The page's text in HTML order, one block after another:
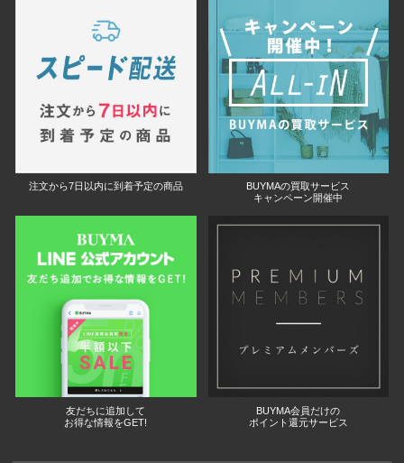
注文から7日以内に到着予定の商品
BUYMAの買取サービス
キャンペーン開催中
友だちに追加して
お得な情報をGET!
BUYMA会員だけの
ポイント還元サービス